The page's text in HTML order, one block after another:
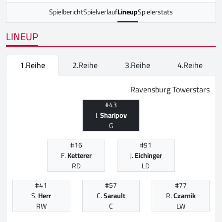
SpielberichtSpielverlaufLineupSpielerstats
LINEUP
1.Reihe 2.Reihe 3.Reihe
4.Reihe
Ravensburg Towerstars
#43
I.Sharipov
G
#16
F.Ketterer
RD
#91
J.Eichinger
LD
#41
S.Herr
RW
#57
C.Sarault
C
#77
R.Czarnik
LW